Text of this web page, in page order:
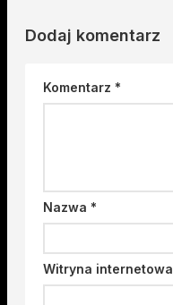
Dodaj komentarz
Komentarz *
Nazwa *
Witryna internetowa